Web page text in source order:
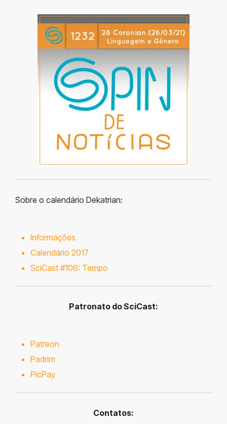
Sobre o calendário Dekatrian:
Informações
Calendário 2017
SciCast #106: Tempo
Patronato do SciCast:
Patreon
Padrim
PicPay
Contatos: